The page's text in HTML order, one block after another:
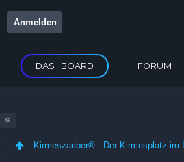
Anmelden
DASHBOARD FORUM
Kirmeszauber® - Der Kirmesplatz im